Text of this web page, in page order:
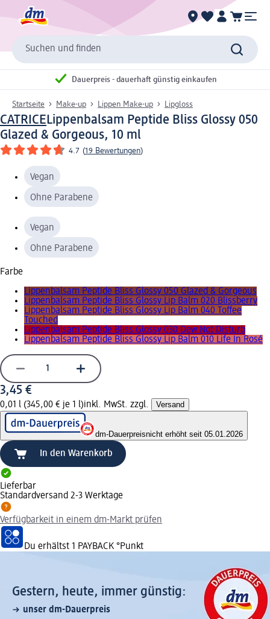
Suchen und finden
Dauerpreis - dauerhaft günstig einkaufen
Startseite Make-up Lippen Make-up Lipgloss
CATRICELippenbalsam Peptide Bliss Glossy 050
Glazed & Gorgeous, 10 ml
4.7 (19 Bewertungen)
Vegan
Ohne Parabene
Vegan
Ohne Parabene
Farbe
Lippenbalsam Peptide Bliss Glossy 050 Glazed & Gorgeous
Lippenbalsam Peptide Bliss Glossy Lip Balm 020 Blissberry
Lippenbalsam Peptide Bliss Glossy Lip Balm 040 Toffee
Touched
Lippenbalsam Peptide Bliss Glossy 030 Dew Not Disturb
Lippenbalsam Peptide Bliss Glossy Lip Balm 010 Life In Rosé
3,45 €
0,01 l (345,00 € je 1 l)inkl. MwSt. zzgl. Versand
dm-Dauerpreisnicht erhöht seit 05.01.2026
In den Warenkorb
Lieferbar
Standardversand 2-3 Werktage
Verfügbarkeit in einem dm-Markt prüfen
Du erhältst 1 PAYBACK °Punkt
Gestern, heute, immer günstig:
unser dm-Dauerpreis